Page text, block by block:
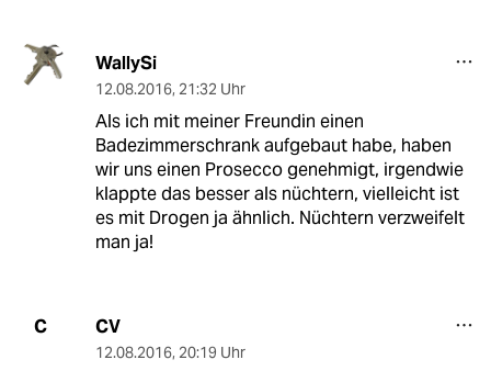
WallySi
12.08.2016, 21:32 Uhr
Als ich mit meiner Freundin einen
Badezimmerschrank aufgebaut habe, haben
wir uns einen Prosecco genehmigt, irgendwie
klappte das besser als nüchtern, vielleicht ist
es mit Drogen ja ähnlich. Nüchtern verzweifelt
man ja!
C CV
12.08.2016, 20:19 Uhr